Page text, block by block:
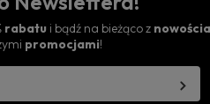
rabatui bądź na bieżąco z
promocjami!